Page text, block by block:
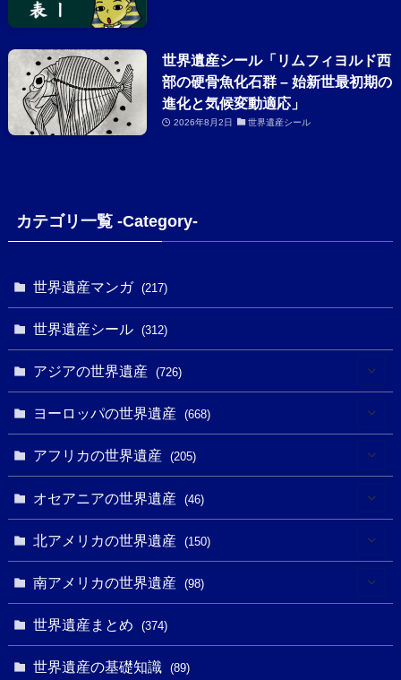
世界遺産シール「リムフィヨルド西
部の硬骨魚化石群 – 始新世最初期の
進化と気候変動適応」
2026年8月2日 世界遺産シール
カテゴリ一覧 -Category-
世界遺産マンガ (217)
世界遺産シール (312)
アジアの世界遺産 (726)
(6)
(10)
(10)
ヨーロッパの世界遺産 (668)
(4)
(3)
(1)
(43)
アフリカの世界遺産 (205)
(8)
(1)
(32)
オセアニアの世界遺産 (46)
(25)
北アメリカの世界遺産 (150)
(31)
南アメリカの世界遺産 (98)
(4)
世界遺産まとめ (374)
世界遺産の基礎知識 (89)